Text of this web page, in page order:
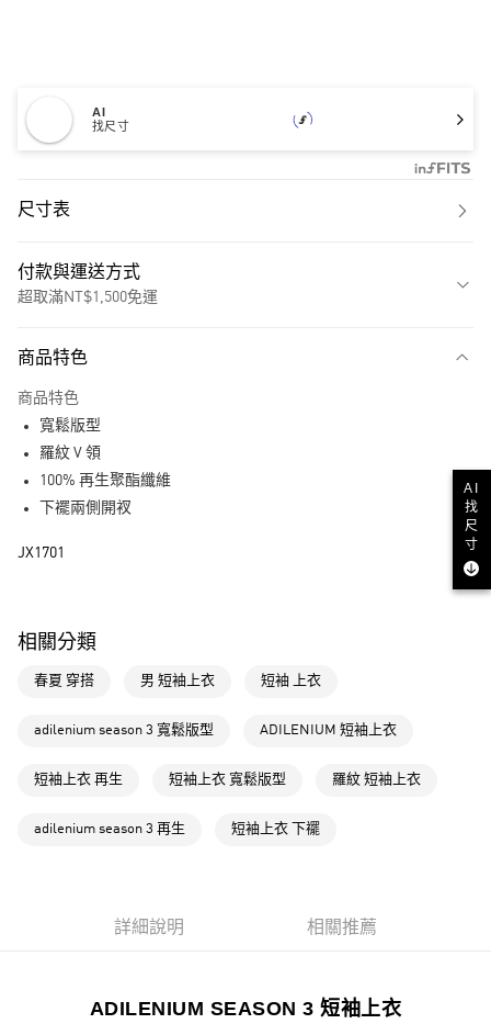
AI
找尺寸
尺寸表
付款與運送方式
超取滿NT$1,500免運
LINE Pay
運送方式
付款後全家取貨
每筆NT$80，滿NT$1,500(含以上)免運費
萊爾富取貨付款
每筆NT$80，滿NT$1,500(含以上)免運費
付款後7-11取貨
商品特色
商品特色
寬鬆版型
羅紋 V 領
100% 再生聚酯纖維
下襬兩側開衩
JX1701
相關分類
春夏 穿搭 男 短袖上衣 短袖 上衣
adilenium season 3 寬鬆版型 ADILENIUM 短袖上衣
短袖上衣 再生 短袖上衣 寬鬆版型 羅紋 短袖上衣
adilenium season 3 再生 短袖上衣 下襬
詳細說明 相關推薦
ADILENIUM SEASON 3 短袖上衣
AI
找
尺
寸